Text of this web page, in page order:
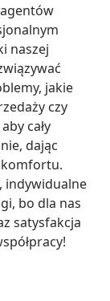
naszej
jakie
czy
cały
dając
komfortu.
indywidualne
bo dla nas
satysfakcja